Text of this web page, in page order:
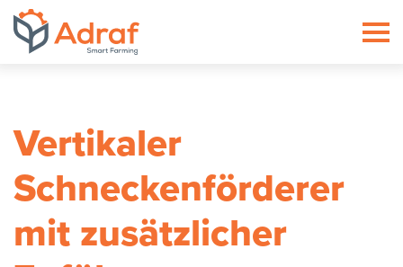
Vertikaler
Schneckenförderer
mit zusätzlicher
ADRAF // Producent maszyn